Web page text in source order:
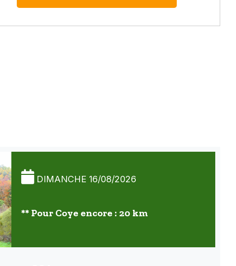
DIMANCHE 16/08/2026
** Pour Coye encore : 20 km